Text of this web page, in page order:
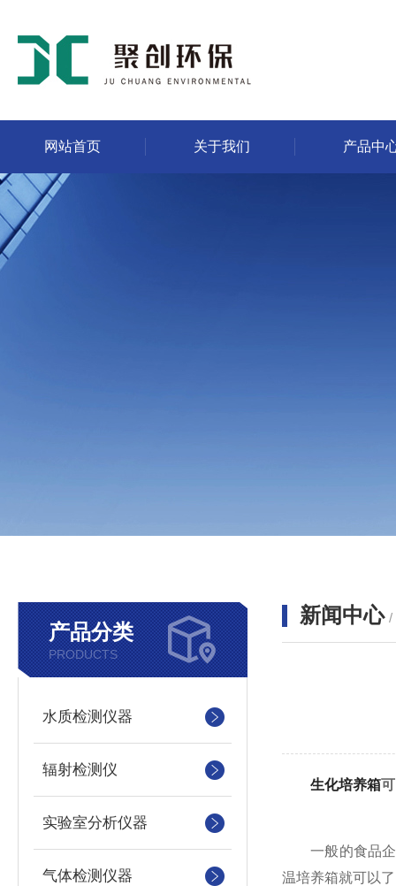
网站首页 关于我们 产品中
产品分类
PRODUCTS
水质检测仪器
辐射检测仪
实验室分析仪器
气体检测仪器
新闻中心 /
生化培养箱
一般的食品企
温培养箱就可以